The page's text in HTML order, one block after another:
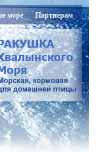
море Партнерам